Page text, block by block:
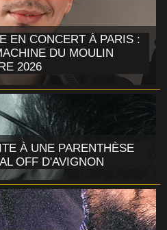
EN CONCERT À PARIS :
DU MOULIN
2026
À UNE PARENTHÈSE
OFF D'AVIGNON